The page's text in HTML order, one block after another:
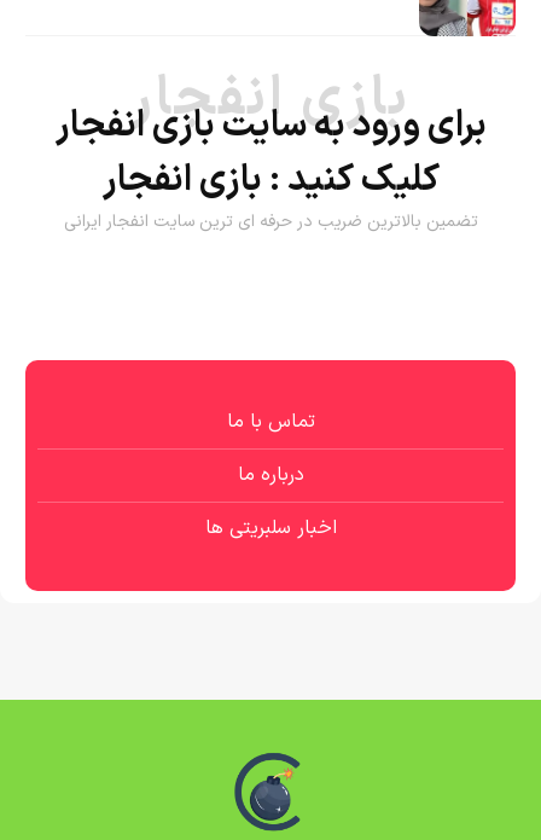
بازی انفجار
برای ورود به سایت بازی انفجار
کلیک کنید : بازی انفجار
تضمین بالاترین ضریب در حرفه ای ترین سایت انفجار ایرانی
تماس با ما
درباره ما
اخبار سلبریتی ها